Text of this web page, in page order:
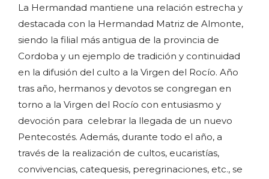
La Hermandad mantiene una relación estrecha y
destacada con la Hermandad Matriz de Almonte,
siendo la filial más antigua de la provincia de
Cordoba y un ejemplo de tradición y continuidad
en la difusión del culto a la Virgen del Rocío. Año
tras año, hermanos y devotos se congregan en
torno a la Virgen del Rocío con entusiasmo y
devoción para celebrar la llegada de un nuevo
Pentecostés. Además, durante todo el año, a
través de la realización de cultos, eucaristías,
convivencias, catequesis, peregrinaciones, etc., se